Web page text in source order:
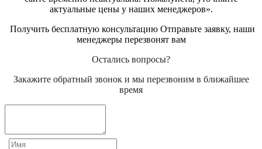
актуальные цены у наших менеджеров».
Получить бесплатную консультацию Отправьте заявку, наши
менеджеры перезвонят вам
Остались вопросы?
Закажите обратный звонок и мы перезвоним в ближайшее
время